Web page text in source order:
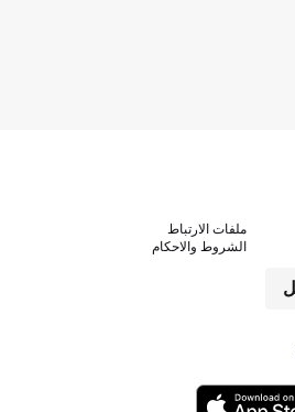
ملفات الارتباط
الشروط والاحكام